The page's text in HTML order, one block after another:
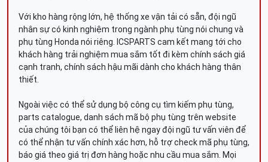
Với kho hàng rộng lớn, hệ thống xe vận tải có sẵn, đội ngũ
nhân sự có kinh nghiệm trong ngành phụ tùng nói chung và
phụ tùng Honda nói riêng. ICSPARTS cam kết mang tới cho
khách hàng trải nghiệm mua sắm tốt đi kèm chính sách giá
cạnh tranh, chính sách hậu mãi dành cho khách hàng thân
thiết.
Ngoài việc có thể sử dụng bộ công cụ tìm kiếm phụ tùng,
parts catalogue, danh sách mã bộ phụ tùng trên website
của chúng tôi bạn có thể liên hệ ngay đội ngũ tư vấn viên để
có thể nhận tư vấn chính xác hơn, hỗ trợ check mã phụ tùng,
báo giá theo giá trị đơn hàng hoặc nhu cầu mua sắm. Mọi